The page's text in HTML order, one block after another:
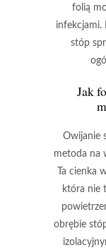
folią
infekcjami.
stóp
Jak
Owijanie
metoda na
Ta cienka
która nie
obrębie